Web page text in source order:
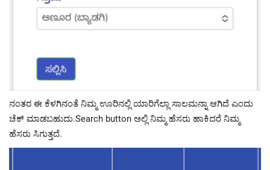
ನಂತರ ಈ ಕೆಳಗಿನಂತೆ ನಿಮ್ಮ ಊರಿನಲ್ಲಿ ಯಾರಿಗೆಲ್ಲಾ ಸಾಲಮನ್ನಾ ಆಗಿದೆ ಎಂದು
ಚೆಕ್ ಮಾಡಬಹುದು.Search button ಅಲ್ಲಿ ನಿಮ್ಮ ಹೆಸರು ಹಾಕಿದರೆ ನಿಮ್ಮ
ಹೆಸರು ಸಿಗುತ್ತದೆ.